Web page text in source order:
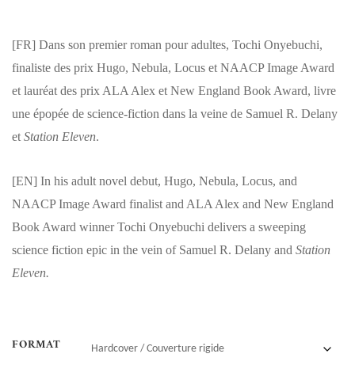
[FR] Dans son premier roman pour adultes, Tochi Onyebuchi,
finaliste des prix Hugo, Nebula, Locus et NAACP Image Award
et lauréat des prix ALA Alex et New England Book Award, livre
une épopée de science-fiction dans la veine de Samuel R. Delany
et Station Eleven.
[EN] In his adult novel debut, Hugo, Nebula, Locus, and
NAACP Image Award finalist and ALA Alex and New England
Book Award winner Tochi Onyebuchi delivers a sweeping
science fiction epic in the vein of Samuel R. Delany and Station
Eleven.
FORMAT